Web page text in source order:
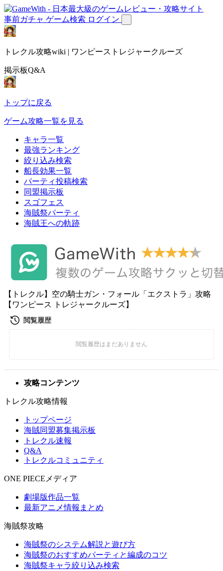
事前ガチャ ゲーム検索 ログイン
トレクル攻略wiki | ワンピーストレジャークルーズ
掲示板Q&A
トップに戻る
ゲーム攻略一覧を見る
キャラ一覧
最強ランキング
絞り込み検索
船長効果一覧
パーティ投稿検索
同盟掲示板
スゴフェス
海賊祭パーティ
海賊王への軌跡
【トレクル】空の騎士ガン・フォール「エクストラ」攻略
【ワンピース トレジャークルーズ】
攻略コンテンツ
トレクル攻略情報
トップページ
海賊同盟募集掲示板
トレクル速報
Q&A
トレクルコミュニティ
ONE PIECEメディア
劇場版作品一覧
最新アニメ情報まとめ
海賊祭攻略
海賊祭のシステム解説と遊び方
海賊祭のおすすめパーティと編成のコツ
海賊祭キャラ絞り込み検索